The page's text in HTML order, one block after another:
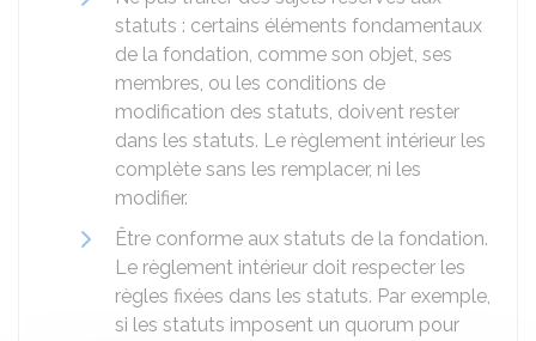
statuts : certains éléments fondamentaux
de la fondation, comme son objet, ses
membres, ou les conditions de
modification des statuts, doivent rester
dans les statuts. Le règlement intérieur les
complète sans les remplacer, ni les
modifier.
Être conforme aux statuts de la fondation.
Le règlement intérieur doit respecter les
règles fixées dans les statuts. Par exemple,
si les statuts imposent un quorum pour